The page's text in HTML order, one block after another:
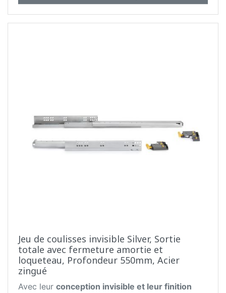
Jeu de coulisses invisible Silver, Sortie
totale avec fermeture amortie et
loqueteau, Profondeur 550mm, Acier
zingué
Avec leur conception invisible et leur finition